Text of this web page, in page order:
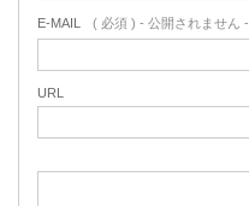
E-MAIL ( 必須 ) - 公開されません -
URL